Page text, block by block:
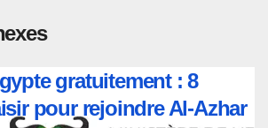
gratuitement : 8
pour rejoindre Al-Azhar